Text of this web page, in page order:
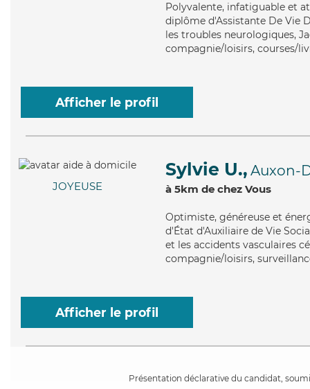
Polyvalente, infatiguable et
diplôme d'Assistante De Vie
les troubles neurologiques,
compagnie/loisirs, courses/
Afficher le profil
JOYEUSE
Sylvie U., Auxon-
à 5km de chez Vous
Optimiste, généreuse et
d'État d'Auxiliaire de Vie
et les accidents vasculaires
compagnie/loisirs,
Afficher le profil
Présentation déclarative du candidat,